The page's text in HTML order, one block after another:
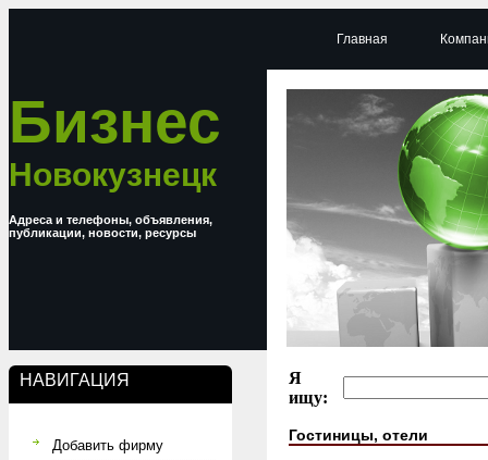
Бизнес
Новокузнецк
Адреса и телефоны, объявления,
публикации, новости, ресурсы
НАВИГАЦИЯ
Добавить фирму
Главная
Я
ищу:
Гостиницы, отели